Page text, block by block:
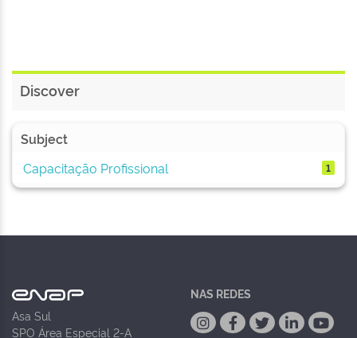
Discover
Subject
Capacitação Profissional
1
Asa Sul
SPO Área Especial 2-A
NAS REDES